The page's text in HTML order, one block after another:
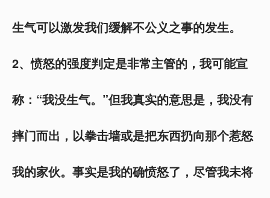
生气可以激发我们缓解不公义之事的发生。
2、愤怒的强度判定是非常主管的，我可能宣
称：“我没生气。”但我真实的意思是，我没有
摔门而出，以拳击墙或是把东西扔向那个惹怒
我的家伙。事实是我的确愤怒了，尽管我未将